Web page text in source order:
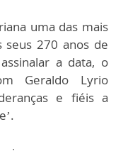
uma das mais
seus 270 anos de
a data, o
Geraldo Lyrio
e fiéis a